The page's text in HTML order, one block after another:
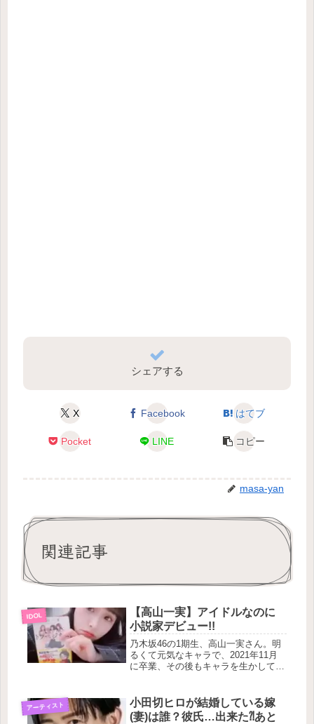
シェアする
X Facebook はてブ
Pocket LINE コピー
masa-yan
関連記事
IDOL
【高山一実】アイドルなのに
小説家デビュー!!
乃木坂46の1期生、高山一実さん。明
るくて元気なキャラで、2021年11月
に卒業、その後もキャラを生かしてバ
ビューした代表作「トラぺジウム」の
アニメーション映画化が決定して...
アーティスト
小田切ヒロが結婚している嫁
(妻)は誰？彼氏…出来た⁈あと